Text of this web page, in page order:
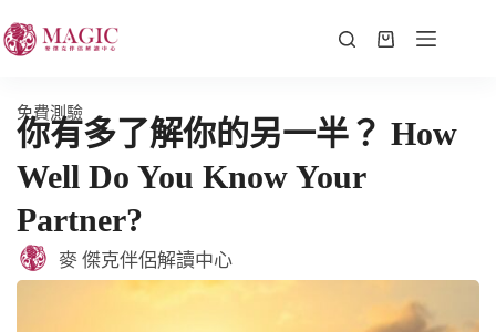
免費測驗
你有多了解你的另一半？ How
Well Do You Know Your
Partner?
麥 傑克伴侶解讀中心